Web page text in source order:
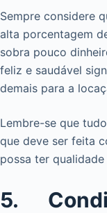
Sempre considere
alta porcentagem
sobra pouco
feliz e saudável
demais para a
Lembre-se que
que deve ser feita
possa ter
5.